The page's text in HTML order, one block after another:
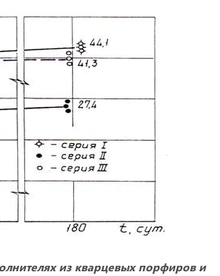
из кварцевых порфиров и